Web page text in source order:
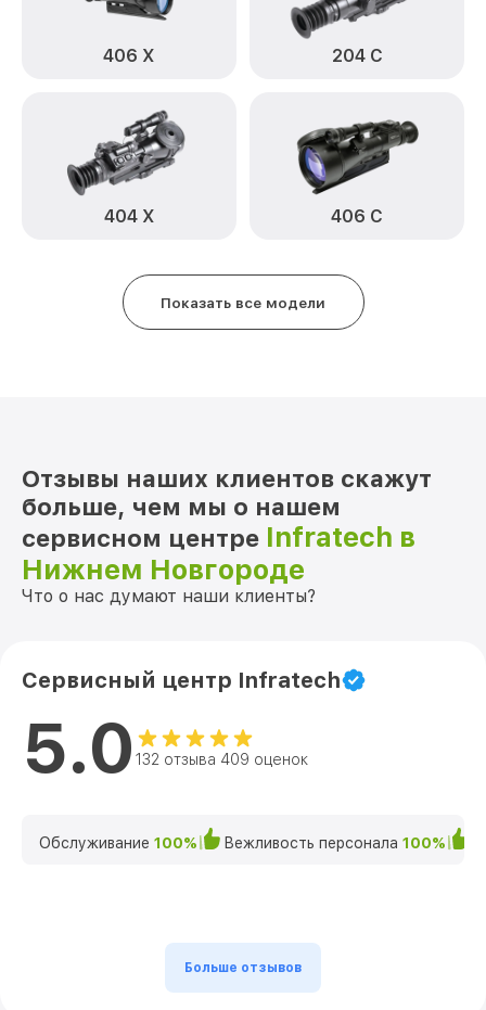
Прошивка (Обновление ПО) 214 Infratech от 450₽
Ремонт платы управления
(восстановление) 214 Infratech
Ремонт Wi-Fi 214 Infratech
Ремонт разъема 214 Infratech
406 Х 204 С
404 Х 406 С
Показать все модели
Отзывы наших клиентов скажут
больше, чем мы о нашем
сервисном центре Infratech в
Нижнем Новгороде
Что о нас думают наши клиенты?
Сервисный центр Infratech
5.0 132 отзыва 409 оценок
Обслуживание 100% Вежливость персонала 100%
Больше отзывов